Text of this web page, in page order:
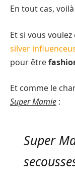
En tout cas,
Et si vous
silver
pour être
Et comme le
Super Mamie :
Super